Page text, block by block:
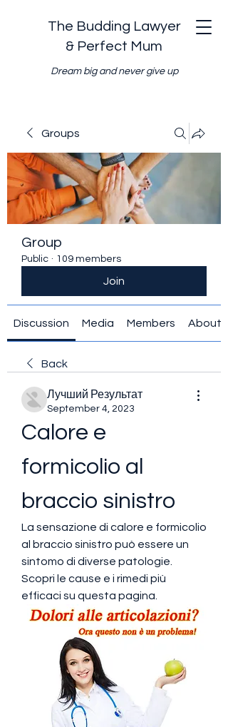
The Budding Lawyer
& Perfect Mum
Dream big and never give up
Groups
Group
Public · 109 members
Join
Discussion Media Members About
Back
Лучший Результат
September 4, 2023
Calore e
formicolio al
braccio sinistro
La sensazione di calore e formicolio
al braccio sinistro può essere un
sintomo di diverse patologie.
Scopri le cause e i rimedi più
efficaci su questa pagina.